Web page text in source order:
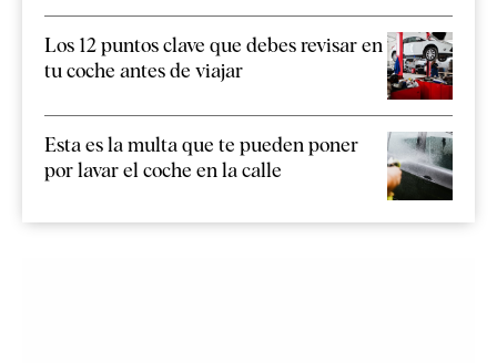
Los 12 puntos clave que debes revisar en
tu coche antes de viajar
Esta es la multa que te pueden poner
por lavar el coche en la calle